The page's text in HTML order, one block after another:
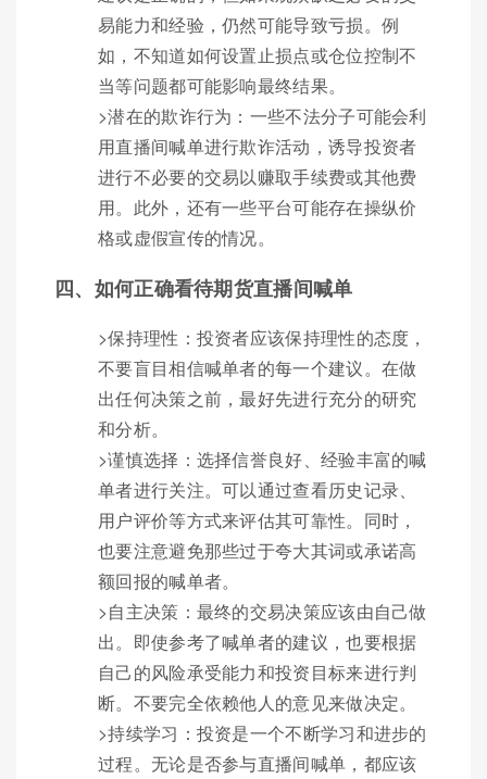
易能力和经验，仍然可能导致亏损。例
如，不知道如何设置止损点或仓位控制不
当等问题都可能影响最终结果。
>潜在的欺诈行为：一些不法分子可能会利
用直播间喊单进行欺诈活动，诱导投资者
进行不必要的交易以赚取手续费或其他费
用。此外，还有一些平台可能存在操纵价
格或虚假宣传的情况。
四、如何正确看待期货直播间喊单
>保持理性：投资者应该保持理性的态度，
不要盲目相信喊单者的每一个建议。在做
出任何决策之前，最好先进行充分的研究
和分析。
>谨慎选择：选择信誉良好、经验丰富的喊
单者进行关注。可以通过查看历史记录、
用户评价等方式来评估其可靠性。同时，
也要注意避免那些过于夸大其词或承诺高
额回报的喊单者。
>自主决策：最终的交易决策应该由自己做
出。即使参考了喊单者的建议，也要根据
自己的风险承受能力和投资目标来进行判
断。不要完全依赖他人的意见来做决定。
>持续学习：投资是一个不断学习和进步的
过程。无论是否参与直播间喊单，都应该